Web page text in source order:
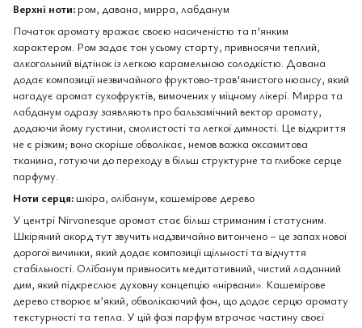
Верхні ноти: ром, давана, мирра, лабданум
Початок аромату вражає своєю насиченістю та п'янким
характером. Ром задає тон усьому старту, привносячи теплий,
алкогольний відтінок із легкою карамельною солодкістю. Давана
додає композиції незвичайного фруктово-трав'янистого нюансу, який
нагадує аромат сухофруктів, вимочених у міцному лікері. Мирра та
лабданум одразу заявляють про бальзамічний вектор аромату,
додаючи йому густини, смолистості та легкої димності. Це відкриття
не є різким; воно скоріше обволікає, немов важка оксамитова
тканина, готуючи до переходу в більш структурне та глибоке серце
парфуму.
Ноти серця: шкіра, олібанум, кашемірове дерево
У центрі Nirvanesque аромат стає більш стриманим і статусним.
Шкіряний акорд тут звучить надзвичайно витончено – це запах нової
дорогої вичинки, який додає композиції щільності та відчуття
стабільності. Олібанум привносить медитативний, чистий ладанний
дим, який підкреслює духовну концепцію «нірвани». Кашемірове
дерево створює м’який, обволікаючий фон, що додає серцю аромату
текстурності та тепла. У цій фазі парфум втрачає частину своєї